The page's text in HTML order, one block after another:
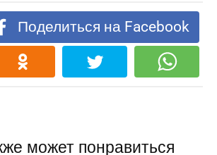
Поделиться на Facebook
может понравиться